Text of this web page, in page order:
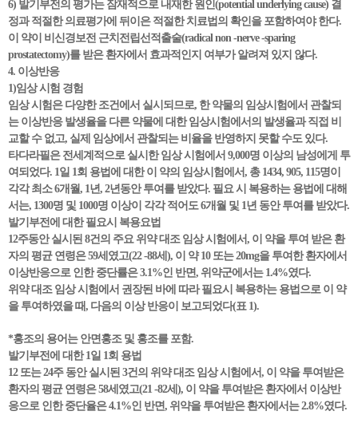
6) 발기부전의 평가는 잠재적으로 내재한 원인(potential underlying cause) 결
정과 적절한 의료평가에 뒤이은 적절한 치료법의 확인을 포함하여야 한다.
이 약이 비신경보전 근치전립선적출술(radical non -nerve -sparing
prostatectomy)를 받은 환자에서 효과적인지 여부가 알려져 있지 않다.
4. 이상반응
1)임상 시험 경험
임상 시험은 다양한 조건에서 실시되므로, 한 약물의 임상시험에서 관찰되
는 이상반응 발생율을 다른 약물에 대한 임상시험에서의 발생율과 직접 비
교할 수 없고, 실제 임상에서 관찰되는 비율을 반영하지 못할 수도 있다.
타다라필은 전세계적으로 실시한 임상 시험에서 9,000명 이상의 남성에게 투
여되었다. 1일 1회 용법에 대한 이 약의 임상시험에서, 총 1434, 905, 115명이
각각 최소 6개월, 1년, 2년동안 투여를 받았다. 필요 시 복용하는 용법에 대해
서는, 1300명 및 1000명 이상이 각각 적어도 6개월 및 1년 동안 투여를 받았다.
발기부전에 대한 필요시 복용요법
12주동안 실시된 8건의 주요 위약 대조 임상 시험에서, 이 약을 투여 받은 환
자의 평균 연령은 59세였고(22 -88세), 이 약 10 또는 20mg을 투여한 환자에서
이상반응으로 인한 중단률은 3.1%인 반면, 위약군에서는 1.4%였다.
위약 대조 임상 시험에서 권장된 바에 따라 필요시 복용하는 용법으로 이 약
을 투여하였을 때, 다음의 이상 반응이 보고되었다(표 1).
*홍조의 용어는 안면홍조 및 홍조를 포함.
발기부전에 대한 1일 1회 용법
12 또는 24주 동안 실시된 3건의 위약 대조 임상 시험에서, 이 약을 투여받은
환자의 평균 연령은 58세였고(21 -82세), 이 약을 투여받은 환자에서 이상반
응으로 인한 중단율은 4.1%인 반면, 위약을 투여받은 환자에서는 2.8%였다.